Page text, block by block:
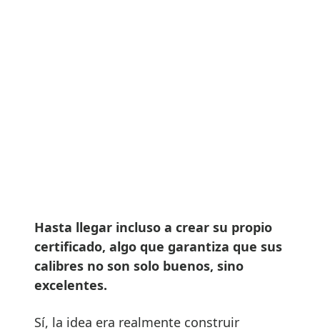
Hasta llegar incluso a crear su propio
certificado, algo que garantiza que sus
calibres no son solo buenos, sino
excelentes.
Sí, la idea era realmente construir